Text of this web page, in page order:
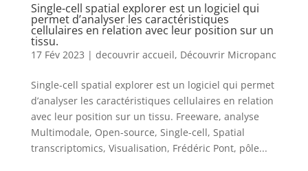
Single-cell spatial explorer est un logiciel qui
permet d’analyser les caractéristiques
cellulaires en relation avec leur position sur un
tissu.
17 Fév 2023 | decouvrir accueil, Découvrir Micropanc
Single-cell spatial explorer est un logiciel qui permet
d’analyser les caractéristiques cellulaires en relation
avec leur position sur un tissu. Freeware, analyse
Multimodale, Open-source, Single-cell, Spatial
transcriptomics, Visualisation, Frédéric Pont, pôle...